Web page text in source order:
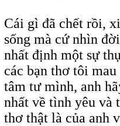
Cái gì đã chết rồi,
sống mà cứ nhìn
nhất định một sự
các bạn thơ tôi
tâm tư mình, anh
nhất về tình yêu và
thơ thật là của anh